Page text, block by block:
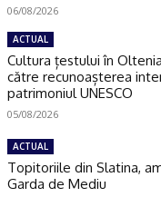
06/08/2026
ACTUAL
Cultura țestului în
către recunoașterea
patrimoniul UNESCO
05/08/2026
ACTUAL
Topitoriile din Slatina,
Garda de Mediu